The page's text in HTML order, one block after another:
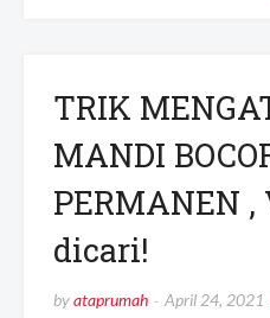
TRIK
MANDI
PERMANEN
dicari!
byataprumah April 24, 2021